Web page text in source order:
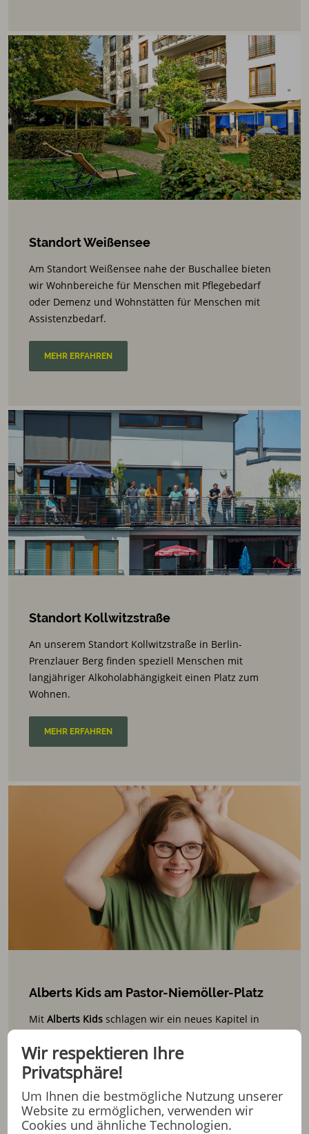
Standort Weißensee
Am Standort Weißensee nahe der Buschallee bieten
wir Wohnbereiche für Menschen mit Pflegebedarf
oder Demenz und Wohnstätten für Menschen mit
Assistenzbedarf.
MEHR ERFAHREN
Standort Kollwitzstraße
An unserem Standort Kollwitzstraße in Berlin-
Prenzlauer Berg finden speziell Menschen mit
langjähriger Alkoholabhängigkeit einen Platz zum
Wohnen.
MEHR ERFAHREN
Alberts Kids am Pastor-Niemöller-Platz
Mit Alberts Kids schlagen wir ein neues Kapitel in
unser Assistenz-Angebot anKinder und Jugendliche
und schaffen einen Ort, der Sicherheit, Entwicklung
und Teilhabe verbindet.
MEHR ERFAHREN
Wir respektieren Ihre
Privatsphäre!
Um Ihnen die bestmögliche Nutzung unserer
Website zu ermöglichen, verwenden wir
Cookies und ähnliche Technologien.